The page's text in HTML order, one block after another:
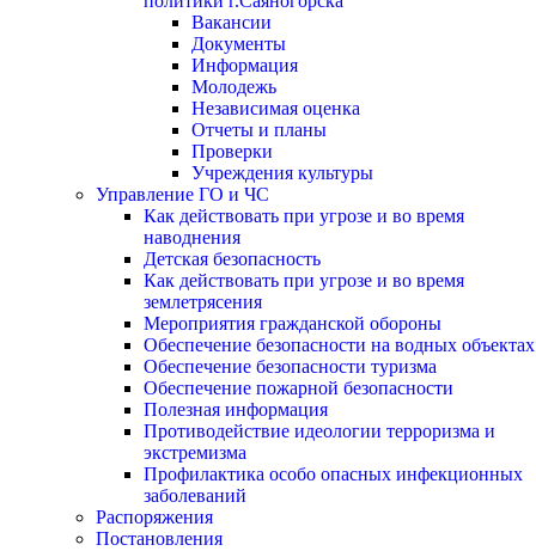
Вакансии
Документы
Информация
Молодежь
Независимая оценка
Отчеты и планы
Проверки
Учреждения культуры
Управление ГО и ЧС
Как действовать при угрозе и во время
наводнения
Детская безопасность
Как действовать при угрозе и во время
землетрясения
Мероприятия гражданской обороны
Обеспечение безопасности на водных объектах
Обеспечение безопасности туризма
Обеспечение пожарной безопасности
Полезная информация
Противодействие идеологии терроризма и
экстремизма
Профилактика особо опасных инфекционных
заболеваний
Распоряжения
Постановления